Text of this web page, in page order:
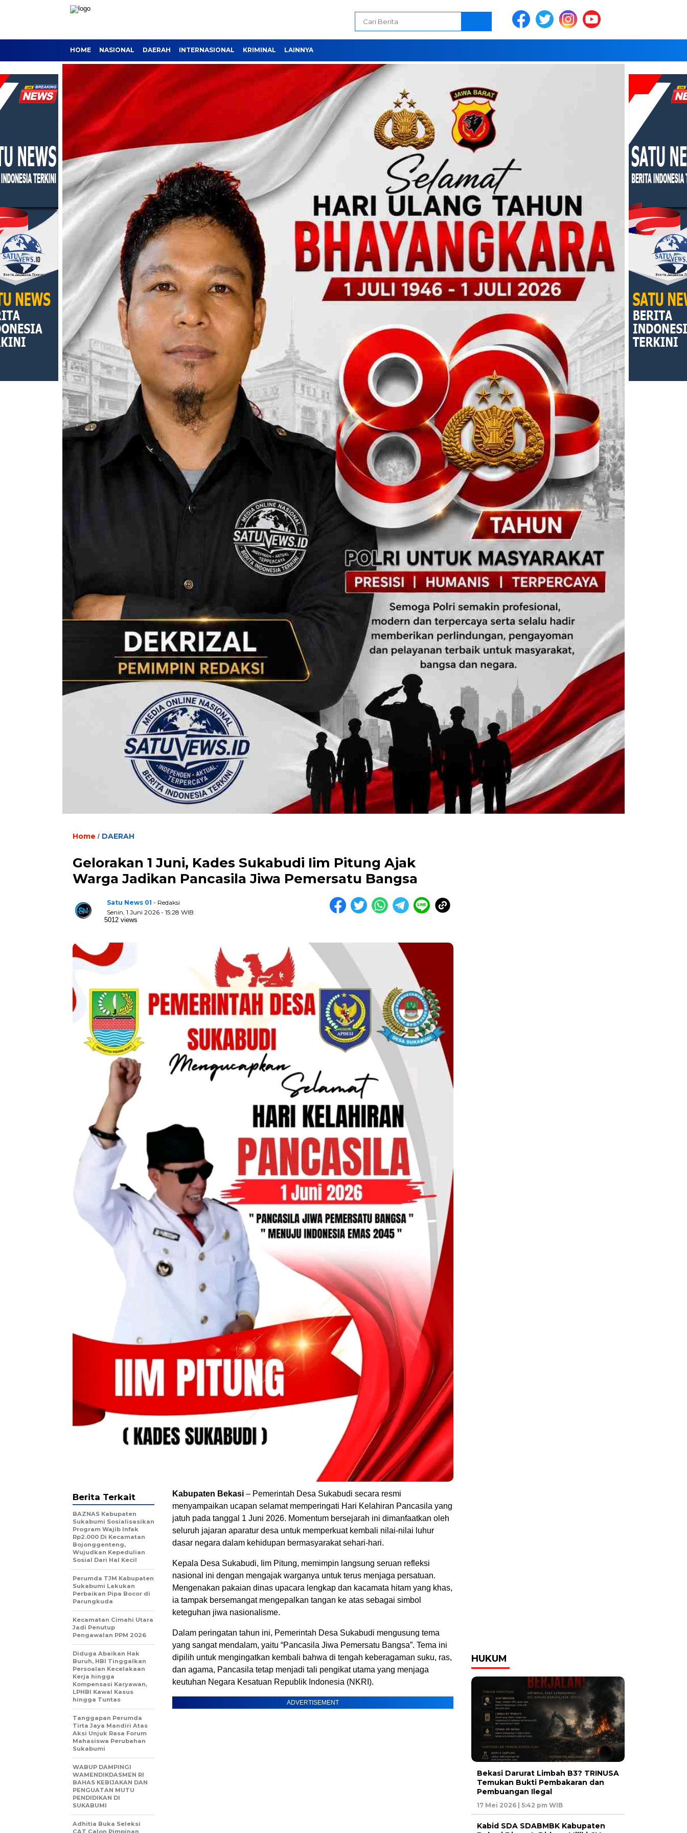
HOME NASIONAL DAERAH INTERNASIONAL KRIMINAL LAINNYA
Home / DAERAH
Gelorakan 1 Juni, Kades Sukabudi Iim Pitung Ajak
Warga Jadikan Pancasila Jiwa Pemersatu Bangsa
Satu News 01 - Redaksi
Senin, 1 Juni 2026 - 15:28 WIB
5012 views
Kabupaten Bekasi – Pemerintah Desa Sukabudi secara resmi
menyampaikan ucapan selamat memperingati Hari Kelahiran Pancasila yang
jatuh pada tanggal 1 Juni 2026. Momentum bersejarah ini dimanfaatkan oleh
seluruh jajaran aparatur desa untuk memperkuat kembali nilai-nilai luhur
dasar negara dalam kehidupan bermasyarakat sehari-hari.
Kepala Desa Sukabudi, Iim Pitung, memimpin langsung seruan refleksi
nasional ini dengan mengajak warganya untuk terus menjaga persatuan.
Mengenakan pakaian dinas upacara lengkap dan kacamata hitam yang khas,
ia tampak bersemangat mengepalkan tangan ke atas sebagai simbol
keteguhan jiwa nasionalisme.
Dalam peringatan tahun ini, Pemerintah Desa Sukabudi mengusung tema
yang sangat mendalam, yaitu “Pancasila Jiwa Pemersatu Bangsa”. Tema ini
dipilih untuk mengingatkan kembali bahwa di tengah keberagaman suku, ras,
dan agama, Pancasila tetap menjadi tali pengikat utama yang menjaga
keutuhan Negara Kesatuan Republik Indonesia (NKRI).
ADVERTISEMENT
Berita Terkait
BAZNAS Kabupaten
Sukabumi Sosialisasikan
Program Wajib Infak
Rp2.000 Di Kecamatan
Bojonggenteng,
Wujudkan Kepedulian
Sosial Dari Hal Kecil
Perumda TJM Kabupaten
Sukabumi Lakukan
Perbaikan Pipa Bocor di
Parungkuda
Kecamatan Cimahi Utara
Jadi Penutup
Pengawalan PPM 2026
Diduga Abaikan Hak
Buruh, HBI Tinggalkan
Persoalan Kecelakaan
Kerja hingga
Kompensasi Karyawan,
LPHBI Kawal Kasus
hingga Tuntas
Tanggapan Perumda
Tirta Jaya Mandiri Atas
Aksi Unjuk Rasa Forum
Mahasiswa Perubahan
Sukabumi
WABUP DAMPINGI
WAMENDIKDASMEN RI
BAHAS KEBIJAKAN DAN
PENGUATAN MUTU
PENDIDIKAN DI
SUKABUMI
Adhitia Buka Seleksi
CAT Calon Pimpinan
HUKUM
Bekasi Darurat Limbah B3? TRINUSA
Temukan Bukti Pembakaran dan
Pembuangan Ilegal
17 Mei 2026 | 5:42 pm WIB
Kabid SDA SDABMBK Kabupaten